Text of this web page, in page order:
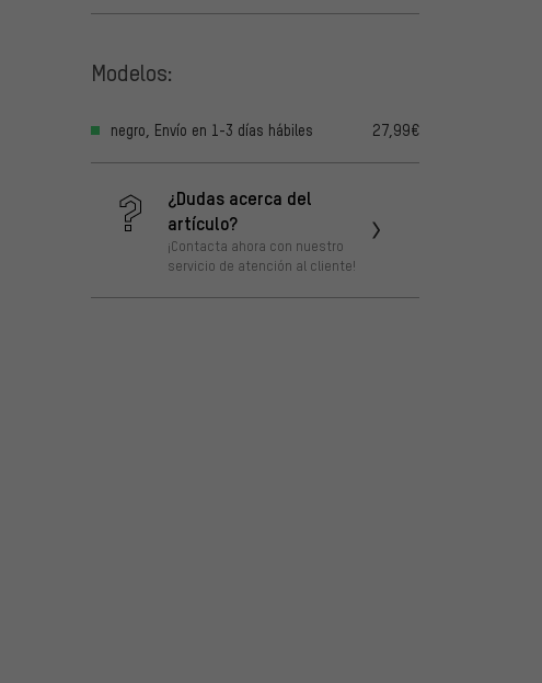
Modelos:
negro, Envío en 1-3 días hábiles 27,99€
¿Dudas acerca del
artículo?
¡Contacta ahora con nuestro
servicio de atención al cliente!